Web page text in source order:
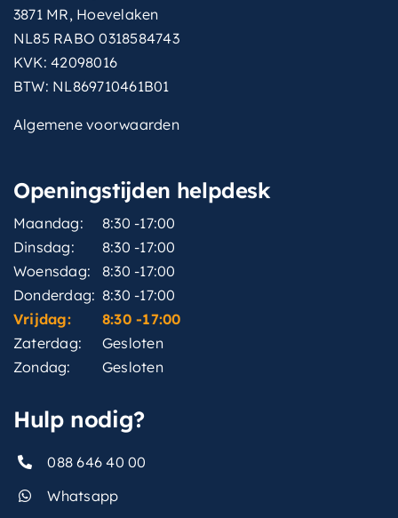
3871 MR, Hoevelaken
NL85 RABO 0318584743
KVK: 42098016
BTW: NL869710461B01
Algemene voorwaarden
Openingstijden helpdesk
Maandag:
8:30 -17:00
Dinsdag:
8:30 -17:00
Woensdag:
8:30 -17:00
Donderdag: 8:30 -17:00
Vrijdag:
8:30 -17:00
Zaterdag:
Gesloten
Zondag:
Gesloten
Hulp nodig?
088 646 40 00
Whatsapp